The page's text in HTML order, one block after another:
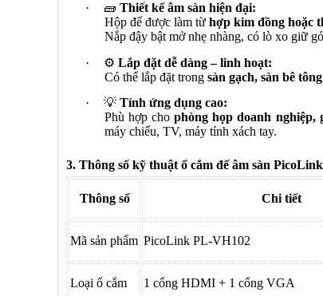
·
🧱 Thiết kế âm sàn hiện đại:
Hộp đế được làm từ hợp kim đồng hoặc
Nắp đậy bật mở nhẹ nhàng, có lò xo giữ
·
⚙️ Lắp đặt dễ dàng – linh hoạt:
Có thể lắp đặt trong sàn gạch, sàn bê
·
💡 Tính ứng dụng cao:
Phù hợp chophòng họp doanh nghiệp,
máy chiếu, TV, máy tính xách tay.
3. Thông số kỹ thuật ổ cắm đế âm sàn
Thông số Chi tiết
Mã sản phẩm PicoLink PL-VH102
Loại ổ cắm 1 cổng HDMI + 1 cổng VGA